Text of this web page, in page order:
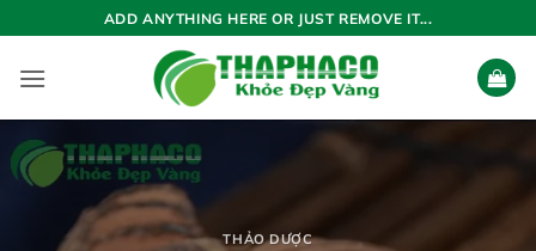
qua
nội
ADD ANYTHING HERE OR JUST REMOVE IT...
THẢO DƯỢC